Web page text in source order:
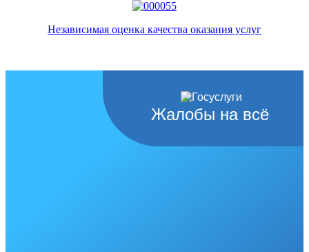
Независимая оценка качества оказания услуг
Жалобы на всё